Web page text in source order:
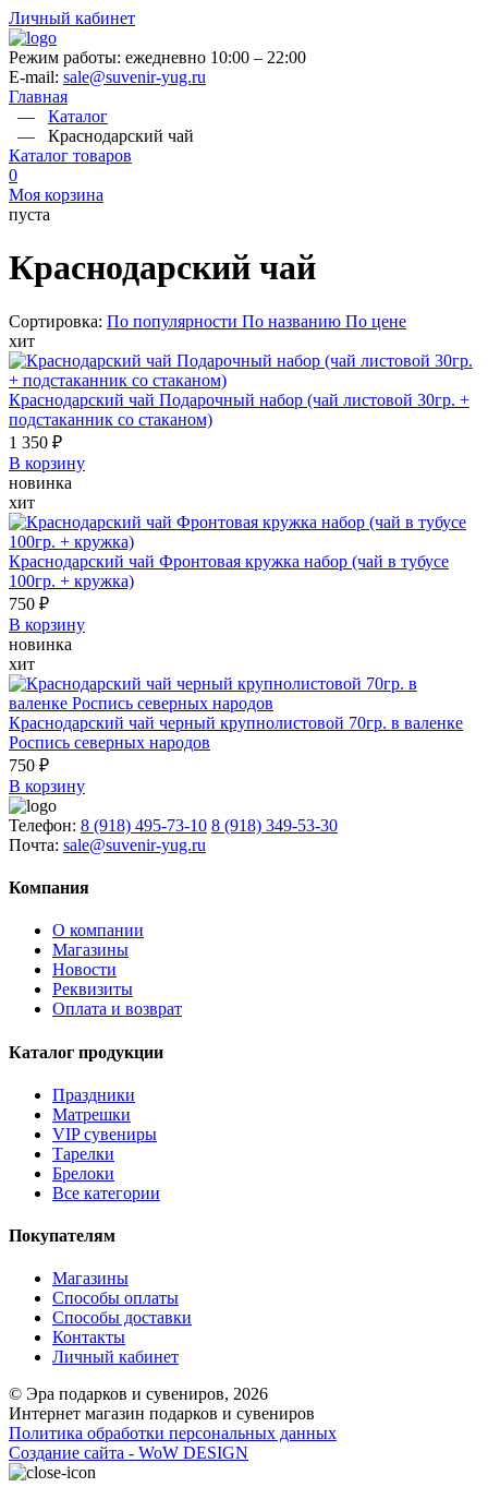
Личный кабинет
Режим работы: ежедневно 10:00 – 22:00
E-mail: sale@suvenir-yug.ru
Главная
— Каталог
— Краснодарский чай
Каталог товаров
0
Моя корзина
пуста
Краснодарский чай
Сортировка: По популярности По названию По цене
хит
Краснодарский чай Подарочный набор (чай листовой 30гр. +
подстаканник со стаканом)
1 350 ₽
В корзину
новинка
хит
Краснодарский чай Фронтовая кружка набор (чай в тубусе
100гр. + кружка)
750 ₽
В корзину
новинка
хит
Краснодарский чай черный крупнолистовой 70гр. в валенке
Роспись северных народов
750 ₽
В корзину
Телефон: 8 (918) 495-73-10 8 (918) 349-53-30
Почта: sale@suvenir-yug.ru
Компания
О компании
Магазины
Новости
Реквизиты
Оплата и возврат
Каталог продукции
Праздники
Матрешки
VIP сувениры
Тарелки
Брелоки
Все категории
Покупателям
Магазины
Способы оплаты
Способы доставки
Контакты
Личный кабинет
© Эра подарков и сувениров, 2026
Интернет магазин подарков и сувениров
Политика обработки персональных данных
Создание сайта - WoW DESIGN